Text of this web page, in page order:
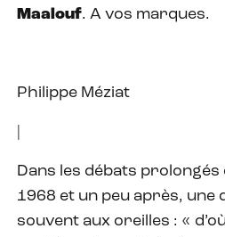
Maalouf. A vos marques.
Philippe Méziat
Dans les débats
1968 et un peu après, une
souvent aux oreilles : «